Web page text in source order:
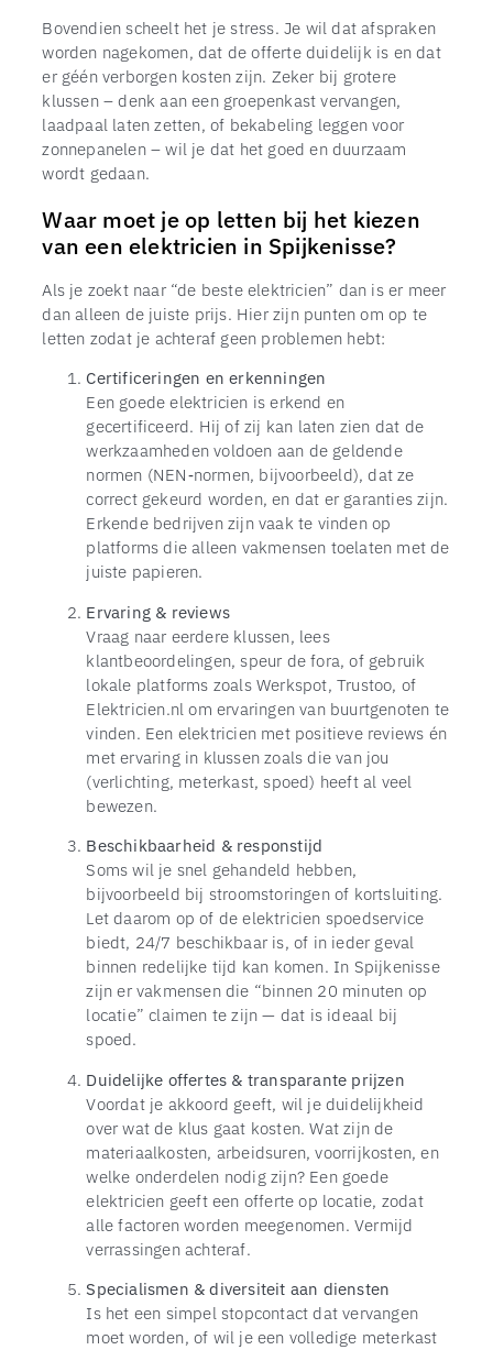
Bovendien scheelt het je stress. Je wil dat afspraken
worden nagekomen, dat de offerte duidelijk is en dat
er géén verborgen kosten zijn. Zeker bij grotere
klussen – denk aan een groepenkast vervangen,
laadpaal laten zetten, of bekabeling leggen voor
zonnepanelen – wil je dat het goed en duurzaam
wordt gedaan.
Waar moet je op letten bij het kiezen
van een elektricien in Spijkenisse?
Als je zoekt naar “de beste elektricien” dan is er meer
dan alleen de juiste prijs. Hier zijn punten om op te
letten zodat je achteraf geen problemen hebt:
Certificeringen en erkenningen
Een goede elektricien is erkend en
gecertificeerd. Hij of zij kan laten zien dat de
werkzaamheden voldoen aan de geldende
normen (NEN‑normen, bijvoorbeeld), dat ze
correct gekeurd worden, en dat er garanties zijn.
Erkende bedrijven zijn vaak te vinden op
platforms die alleen vakmensen toelaten met de
juiste papieren.
Ervaring & reviews
Vraag naar eerdere klussen, lees
klantbeoordelingen, speur de fora, of gebruik
lokale platforms zoals Werkspot, Trustoo, of
Elektricien.nl om ervaringen van buurtgenoten te
vinden. Een elektricien met positieve reviews én
met ervaring in klussen zoals die van jou
(verlichting, meterkast, spoed) heeft al veel
bewezen.
Beschikbaarheid & responstijd
Soms wil je snel gehandeld hebben,
bijvoorbeeld bij stroomstoringen of kortsluiting.
Let daarom op of de elektricien spoedservice
biedt, 24/7 beschikbaar is, of in ieder geval
binnen redelijke tijd kan komen. In Spijkenisse
zijn er vakmensen die “binnen 20 minuten op
locatie” claimen te zijn — dat is ideaal bij
spoed.
Duidelijke offertes & transparante prijzen
Voordat je akkoord geeft, wil je duidelijkheid
over wat de klus gaat kosten. Wat zijn de
materiaalkosten, arbeidsuren, voorrijkosten, en
welke onderdelen nodig zijn? Een goede
elektricien geeft een offerte op locatie, zodat
alle factoren worden meegenomen. Vermijd
verrassingen achteraf.
Specialismen & diversiteit aan diensten
Is het een simpel stopcontact dat vervangen
moet worden, of wil je een volledige meterkast